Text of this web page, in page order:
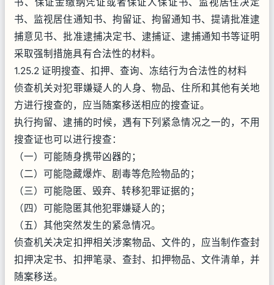
书、监视居住通知书、拘留证、拘留通知书、提请批准逮
捕意见书、批准逮捕决定书、逮捕证、逮捕通知书等证明
采取强制措施具有合法性的材料。
1.25.2 证明搜查、扣押、查询、冻结行为合法性的材料
侦查机关对犯罪嫌疑人的人身、物品、住所和其他有关地
方进行搜查的，应当随案移送相应的搜查证。
执行拘留、逮捕的时候，遇有下列紧急情况之一的，不用
搜查证也可以进行搜查：
（一）可能随身携带凶器的；
（二）可能隐藏爆炸、剧毒等危险物品的；
（三）可能隐匿、毁弃、转移犯罪证据的；
（四）可能隐匿其他犯罪嫌疑人的；
（五）其他突然发生的紧急情况。
侦查机关决定扣押相关涉案物品、文件的，应当制作查封
扣押决定书、扣押笔录、查封、扣押物品、文件清单，并
随案移送。